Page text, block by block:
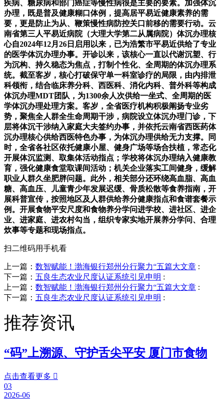
疾病、糖尿病和部门癌症等慢性病很是主要的要素。加强体沉
办理，既是普及健康糊口体例，提高居平易近健康素养的需
要，更是防止为从、鞭策慢性病防控关口前移的需要行动。云
南省第三人平易近病院（大理大学第二从属病院）体沉办理核
心自2024年12月26日启用以来，已为浩繁市平易近供给了专业
的医学体沉办理办事。开诊以来，该核心一直以代谢沉塑、行
为沉构、持久稳态为焦点，打制个性化、全周期的体沉办理系
统。截至客岁，核心打破保守单一科室诊疗的局限，由内排泄
科领衔，结合临床养分科、西医科、消化内科、普外科等构成
体沉办理MDT团队，为1300余人次供给一坐式、全周期的医
学体沉办理处理方案。客岁，全省医疗机构积极阐扬专业劣
势，聚焦全人群全生命周期干涉，病院设立体沉办理门诊，下
层将体沉干涉纳入家庭大夫签约办事，并依托云南省西医药体
沉办理核心供给西医特色办事，为体沉办理供给无力支撑。同
时，全省各社区依托健康小屋、健身广场等场合扶植，常态化
开展体沉监测、取集体活动指点；学校将体沉办理纳入健康教
育，强化健康食堂取课间活动；机关企业落实工间健身，缓解
职业人群久坐肥胖问题。此外，相关部分还环绕高血脂、高血
糖、高血压、儿童青少年发展迟缓、骨质松散等食养指南，开
展科普宣传，按照地区及人群供给养分健康指点和食谱套餐示
例。开展食物平安尺度和食物养分学问进学校、进社区、进企
业、进家庭、进农村勾当，组织专家实地开展养分学问、合理
炊事等专题和现场指点。
扫二维码用手机看
上一篇： 数智赋能！渤海银行郑州分行聚力“五篇大文章 :
下一篇： 五良生态农业尺度认证系统引见申明 :
上一篇： 数智赋能！渤海银行郑州分行聚力“五篇大文章 :
下一篇： 五良生态农业尺度认证系统引见申明 :
推荐资讯
“码”上溯源、守护舌尖平安 厦门市食物
点击查看更多 
03
2026-06